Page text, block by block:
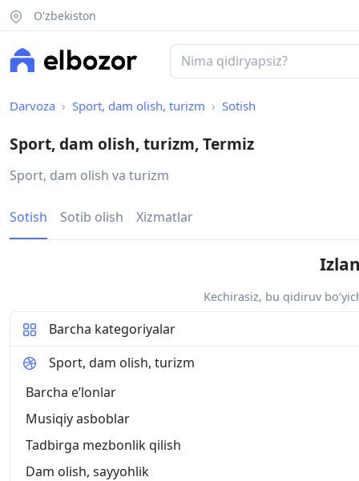
O'zbekiston
Darvoza Sport, dam olish, turizm Sotish
Sport, dam olish, turizm, Termiz
Sport, dam olish va turizm
Sotish Sotib olish Xizmatlar
Kechirasiz, bu qidiruv
Barcha kategoriyalar
Sport, dam olish, turizm
Barcha eʼlonlar
Musiqiy asboblar
Tadbirga mezbonlik qilish
Dam olish, sayyohlik